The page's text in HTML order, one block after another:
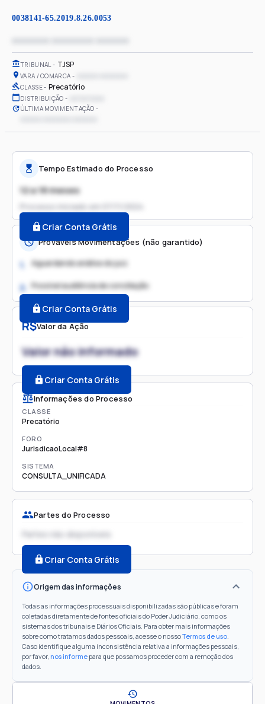
0038141-65.2019.8.26.0053
TRIBUNAL TJSP
VARA / COMARCA
CLASSE Precatório
DISTRIBUIÇÃO
ÚLTIMA MOVIMENTAÇÃO
R$Valor da Ação
Valor não informado
Criar Conta Grátis
Informações do Processo
CLASSE
Precatório
FORO
JurisdicaoLocal#8
SISTEMA
CONSULTA_UNIFICADA
Partes do Processo
Partes não disponíveis
Criar Conta Grátis
Origem das informações
Todas as informações processuais disponibilizadas são públicas e foram
coletadas diretamente de fontes oficiais do Poder Judiciário, como os
sistemas dos tribunais e Diários Oficiais. Para obter mais informações
sobre como tratamos dados pessoais, acesse o nossoTermos de uso.
Caso identifique alguma inconsistência relativa a informações pessoais,
por favor, nos informe para que possamos proceder com a remoção dos
dados.
Tempo Estimado do Processo
12 a 18 meses
Processo iniciado em
Criar Conta Grátis
Prováveis Movimentações (não garantido)
1. Aguardando análise do juiz
2. Possível audiência de conciliação
Criar Conta Grátis